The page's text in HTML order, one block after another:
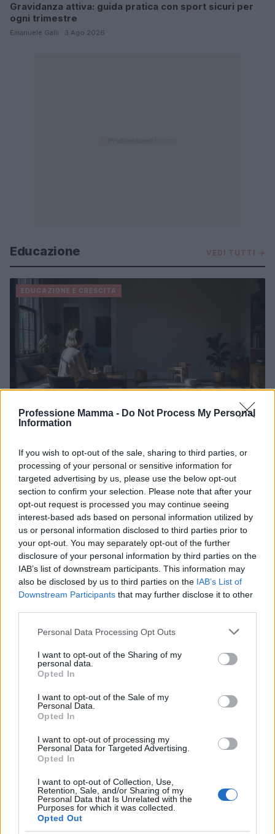
Professione Mamma - Do Not Process My Personal
Information
If you wish to opt-out of the sale, sharing to third parties, or
processing of your personal or sensitive information for
targeted advertising by us, please use the below opt-out
section to confirm your selection. Please note that after your
opt-out request is processed you may continue seeing
interest-based ads based on personal information utilized by
us or personal information disclosed to third parties prior to
your opt-out. You may separately opt-out of the further
disclosure of your personal information by third parties on the
IAB’s list of downstream participants. This information may
also be disclosed by us to third parties on the IAB’s List of
Downstream Participants that may further disclose it to other
Please note that this website/app uses one or more Google
not limited to your visit or usage behaviour. You may click to
grant or deny consent to Google and its third-party tags to
use your data for below specified purposes in below Google
consent section.
Personal Data Processing Opt Outs
I want to opt-out of the Sharing of my
personal data.
Opted In
I want to opt-out of the Sale of my
Personal Data.
Opted In
I want to opt-out of processing my
Personal Data for Targeted Advertising.
Opted In
I want to opt-out of Collection, Use,
Retention, Sale, and/or Sharing of my
Personal Data that Is Unrelated with the
Purposes for which it was collected.
Opted Out
Gravidanza attiva: guida pratica con sport sicuri per
ogni trimestre
Emanuele Galli · 3 Ago 2026
Educazione VEDI TUTTI →
EDUCAZIONE E CRESCITA
Ansia nei figli: tecniche di co-regolazione e
routine rassicuranti
Strategie pratiche e senza tempo per aiutare bambini e
ragazzi: co‑regolazione, routine rassicuranti, parole che
sostengono e un piano calma condiviso.
Beatrice Bonaventura · 7 Ago 2026
Nuova legge provinciale pone il benessere
scolastico al centro del sistema educativo
insegnanti e famiglie diventa legge. Scopri come cambierà la
Roberto Capelli · 5 Ago 2026